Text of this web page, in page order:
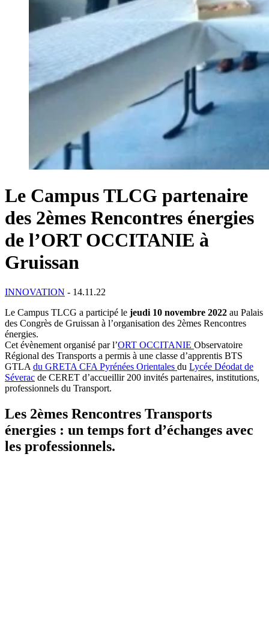
Le Campus TLCG partenaire
des 2èmes Rencontres énergies
de l’ORT OCCITANIE à
Gruissan
INNOVATION - 14.11.22
Le Campus TLCG a participé le jeudi 10 novembre 2022 au Palais
des Congrès de Gruissan à l’organisation des 2èmes Rencontres
énergies.
Cet évènement organisé par l’ORT OCCITANIE Observatoire
Régional des Transports a permis à une classe d’apprentis BTS
GTLA du GRETA CFA Pyrénées Orientales du Lycée Déodat de
Séverac de CERET d’accueillir 200 invités partenaires, institutions,
professionnels du Transport.
Les 2èmes Rencontres Transports
énergies : un temps fort d’échanges avec
les professionnels.